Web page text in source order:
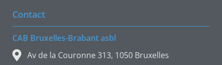
Contact
CAB Bruxelles-Brabant asbl
Av de la Couronne 313, 1050 Bruxelles